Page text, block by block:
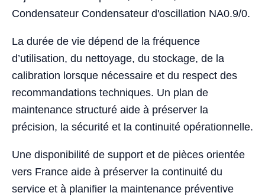
Condensateur Condensateur d'oscillation NA0.9/0.
La durée de vie dépend de la fréquence
d’utilisation, du nettoyage, du stockage, de la
calibration lorsque nécessaire et du respect des
recommandations techniques. Un plan de
maintenance structuré aide à préserver la
précision, la sécurité et la continuité opérationnelle.
Une disponibilité de support et de pièces orientée
vers France aide à préserver la continuité du
service et à planifier la maintenance préventive